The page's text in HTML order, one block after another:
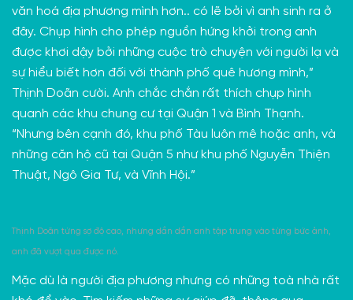
văn hoá địa phương mình hơn.. có lẽ bởi vì anh sinh ra ở
đây. Chụp hình cho phép nguồn hứng khởi trong anh
được khơi dậy bởi những cuộc trò chuyện với người lạ và
sự hiểu biết hơn đối với thành phố quê hương mình,”
Thịnh Doãn cười. Anh chắc chắn rất thích chụp hình
quanh các khu chung cư tại Quận 1 và Bình Thạnh.
“Nhưng bên cạnh đó, khu phố Tàu luôn mê hoặc anh, và
những căn hộ cũ tại Quận 5 như khu phố Nguyễn Thiện
Thuật, Ngô Gia Tư, và Vĩnh Hội.”
Thịnh Doãn từng sợ độ cao, nhưng dần dần anh tập trung vào từng bức ảnh,
anh đã vượt qua được nó.
Mặc dù là người địa phương nhưng có những toà nhà rất